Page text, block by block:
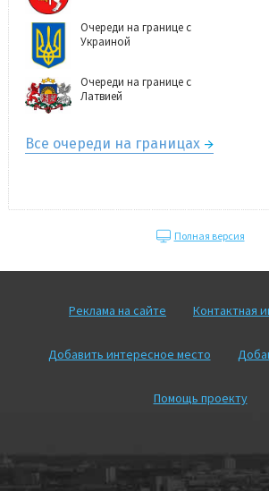
Очереди на границе с
Украиной
Очереди на границе с
Латвией
Все очереди на границах
Полная версия
Реклама на сайте Контактная
Добавить интересное место
Помощь проекту